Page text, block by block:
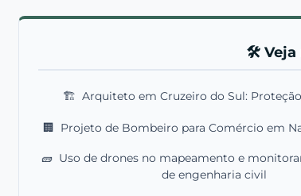
🛠️ Veja
🏗️ Arquiteto em Cruzeiro do Sul:
🏢 Projeto de Bombeiro para Comércio em
🧱 Uso de drones no mapeamento e
de engenharia civil